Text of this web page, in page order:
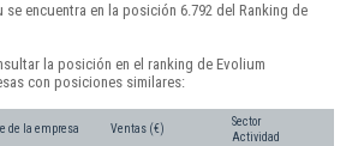
encuentra en la posición 6.792 del Ranking de
la posición en el ranking de Evolium
con posiciones similares:
de la empresa Ventas (€)
Sector
Actividad